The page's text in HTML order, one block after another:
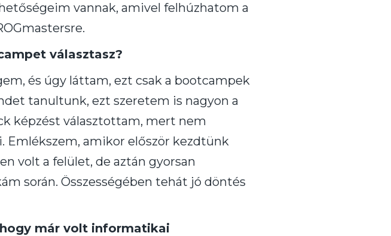
vannak, amivel felhúzhatom a
választasz?
és úgy láttam, ezt csak a bootcampek
tanultunk, ezt szeretem is nagyon a
képzést választottam, mert nem
Emlékszem, amikor először kezdtünk
volt a felület, de aztán gyorsan
során. Összességében tehát jó döntés
már volt informatikai